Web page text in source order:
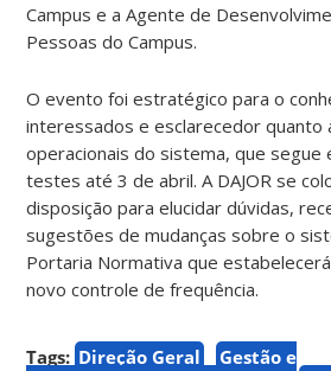
Campus e a Agente de
Pessoas do Campus.
O evento foi estratégico para o
interessados e esclarecedor quanto
operacionais do sistema, que segue
testes até 3 de abril. A DAJOR se
disposição para elucidar dúvidas,
sugestões de mudanças sobre o
Portaria Normativa que
novo controle de frequência.
Tags: Direção Geral
Gestão e